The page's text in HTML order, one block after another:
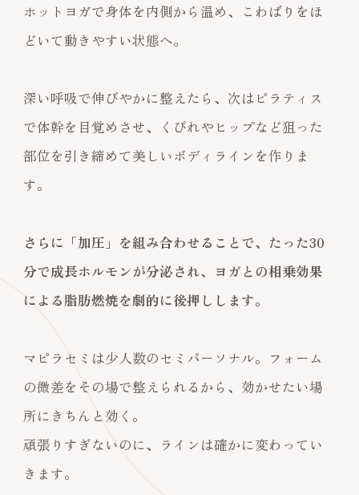
ホットヨガで身体を内側から温め、こわばりをほ
どいて動きやすい状態へ。
深い呼吸で伸びやかに整えたら、次はピラティス
で体幹を目覚めさせ、くびれやヒップなど狙った
部位を引き締めて美しいボディラインを作りま
す。
さらに「加圧」を組み合わせることで、たった30
分で成長ホルモンが分泌され、ヨガとの相乗効果
による脂肪燃焼を劇的に後押しします。
マピラセミは少人数のセミパーソナル。フォーム
の微差をその場で整えられるから、効かせたい場
所にきちんと効く。
頑張りすぎないのに、ラインは確かに変わってい
きます。